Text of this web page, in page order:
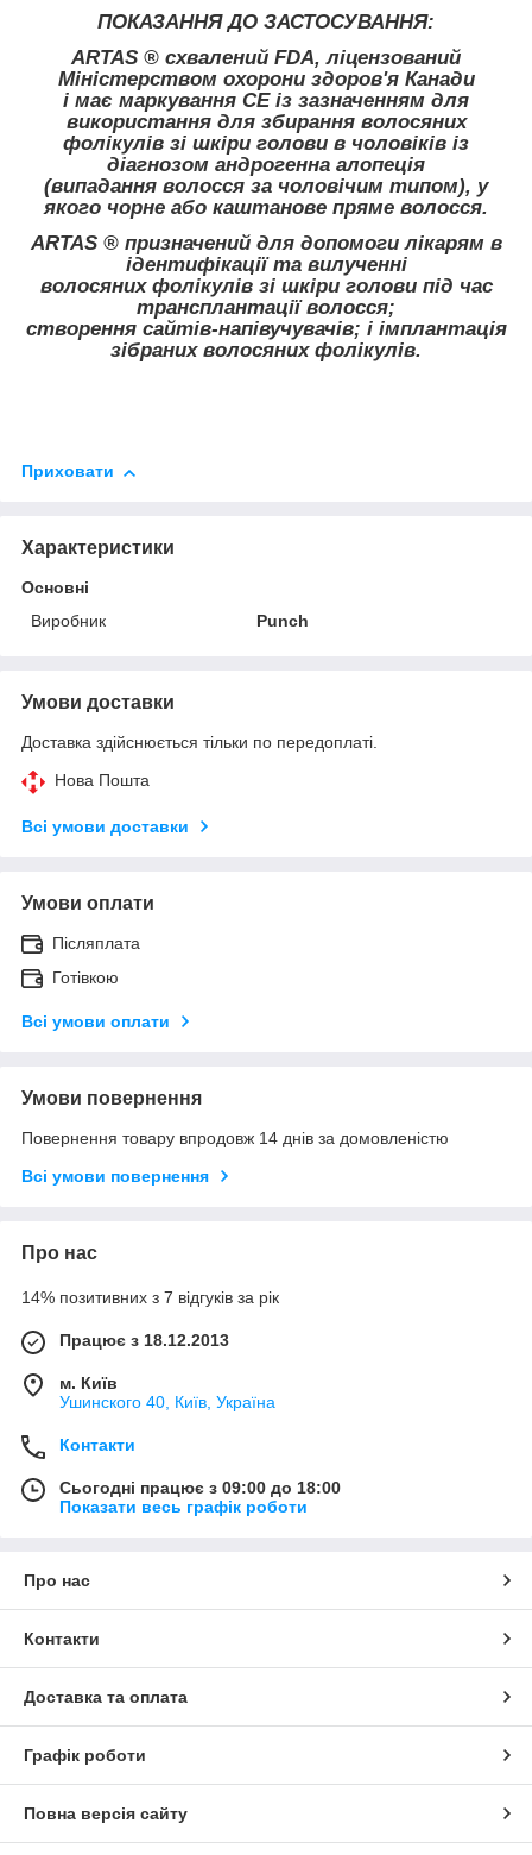
ПОКАЗАННЯ ДО ЗАСТОСУВАННЯ:
ARTAS ® схвалений FDA, ліцензований
Міністерством охорони здоров'я Канади
і має маркування CE із зазначенням для
використання для збирання волосяних
фолікулів зі шкіри голови в чоловіків із
діагнозом андрогенна алопеція
(випадання волосся за чоловічим типом), у
якого чорне або каштанове пряме волосся.
ARTAS ® призначений для допомоги лікарям в
ідентифікації та вилученні
волосяних фолікулів зі шкіри голови під час
трансплантації волосся;
створення сайтів-напівучувачів; і імплантація
зібраних волосяних фолікулів.
Приховати
Характеристики
Основні
Виробник
Punch
Умови доставки
Доставка здійснюється тільки по передоплаті.
Нова Пошта
Всі умови доставки
Умови оплати
Післяплата
Готівкою
Всі умови оплати
Умови повернення
Повернення товару впродовж 14 днів за домовленістю
Всі умови повернення
Про нас
14% позитивних з 7 відгуків за рік
Працює з 18.12.2013
м. Київ
Ушинского 40, Київ, Україна
Контакти
Сьогодні працює з 09:00 до 18:00
Показати весь графік роботи
Про нас
Контакти
Доставка та оплата
Графік роботи
Повна версія сайту